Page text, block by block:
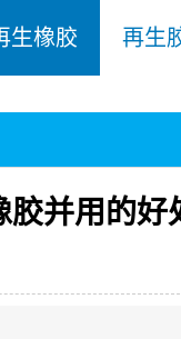
生橡胶 再生
并用的好